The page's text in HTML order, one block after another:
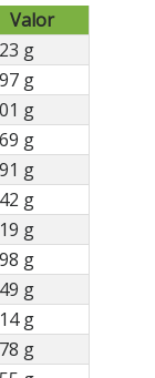
Valor
g
g
g
g
g
g
g
g
g
g
g